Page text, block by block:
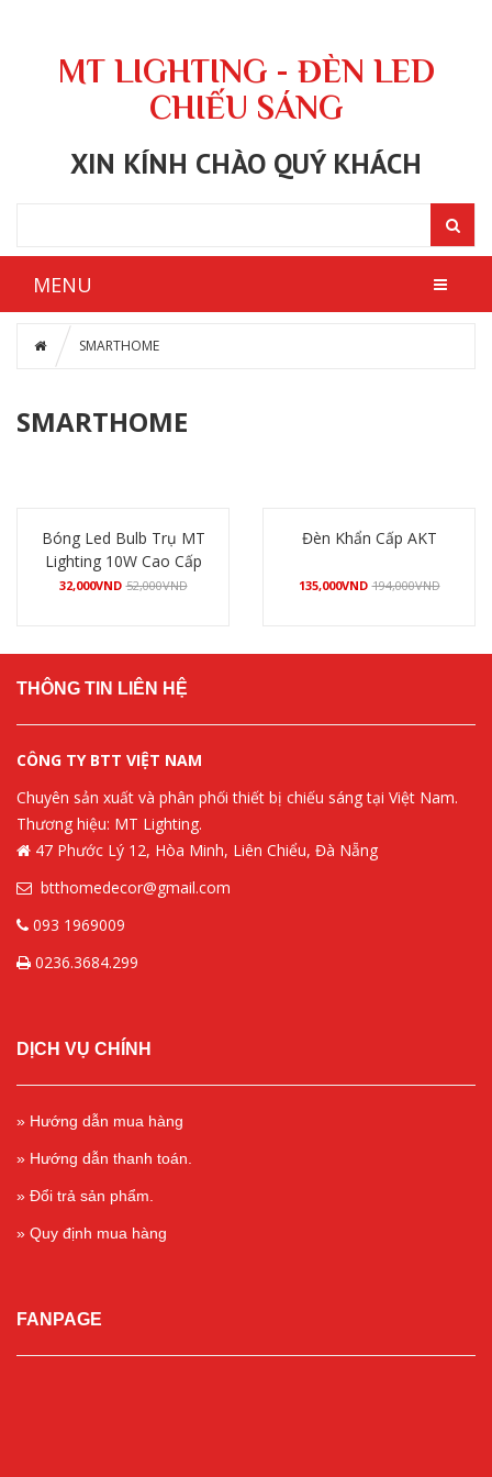
MT LIGHTING - ĐÈN LED
CHIẾU SÁNG
XIN KÍNH CHÀO QUÝ KHÁCH
MENU
SMARTHOME
SMARTHOME
Bóng Led Bulb Trụ MT
Lighting 10W Cao Cấp
32,000VND 52,000VND
Đèn Khẩn Cấp AKT
135,000VND 194,000VND
THÔNG TIN LIÊN HỆ
CÔNG TY BTT VIỆT NAM
Chuyên sản xuất và phân phối thiết bị chiếu sáng tại Việt Nam.
Thương hiệu: MT Lighting.
47 Phước Lý 12, Hòa Minh, Liên Chiểu, Đà Nẵng
btthomedecor@gmail.com
093 1969009
0236.3684.299
DỊCH VỤ CHÍNH
» Hướng dẫn mua hàng
» Hướng dẫn thanh toán.
» Đổi trả sản phẩm.
» Quy định mua hàng
FANPAGE